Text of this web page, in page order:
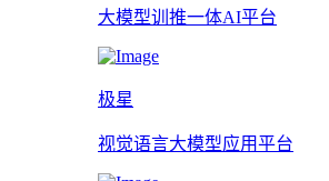
大模型训推一体AI平台
极星
视觉语言大模型应用平台